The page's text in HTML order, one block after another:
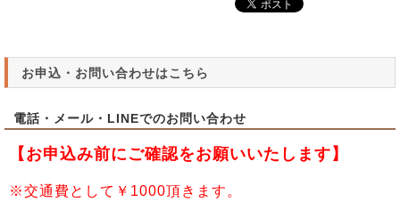
お申込・お問い合わせはこちら
電話・メール・LINEでのお問い合わせ
【お申込み前にご確認をお願いいたします】
※交通費として￥1000頂きます。